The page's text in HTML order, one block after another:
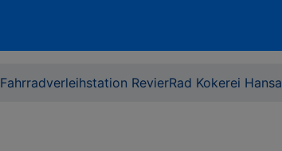
Fahrradverleihstation RevierRad Kokerei Hansa